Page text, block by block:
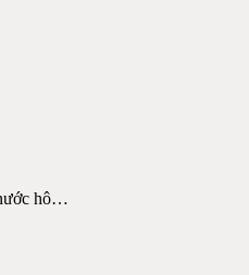
hô…